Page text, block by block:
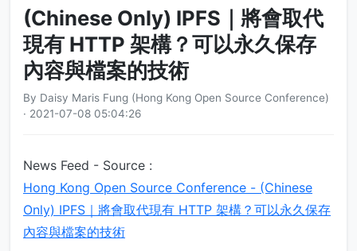
(Chinese Only) IPFS｜將會取代
現有 HTTP 架構？可以永久保存
內容與檔案的技術
By Daisy Maris Fung (Hong Kong Open Source Conference)
· 2021-07-08 05:04:26
News Feed - Source :
Hong Kong Open Source Conference - (Chinese
Only) IPFS｜將會取代現有 HTTP 架構？可以永久保存
內容與檔案的技術